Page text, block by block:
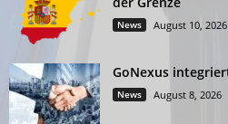
News August 10, 2026
GoNexus
News August 8, 2026